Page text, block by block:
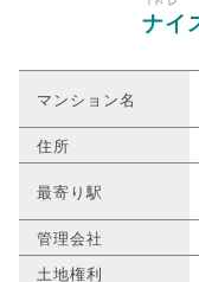
ナイ
マンション名
住所
最寄り駅
管理会社
土地権利